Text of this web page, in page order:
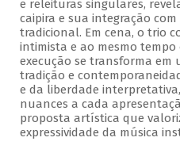
e releituras singulares,
caipira e sua integração
tradicional. Em cena, o trio
intimista e ao mesmo tempo
execução se transforma
tradição e
e da liberdade
nuances a cada
proposta artística que
expressividade da música